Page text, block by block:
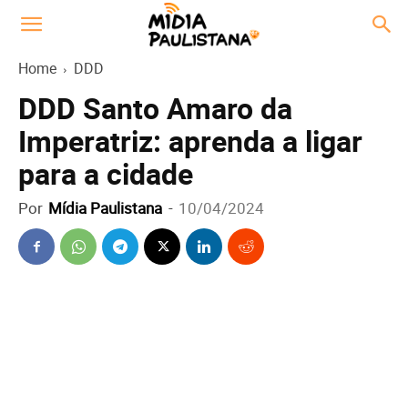
Home DDD
DDD Santo Amaro da
Imperatriz: aprenda a ligar
para a cidade
Por Mídia Paulistana - 10/04/2024